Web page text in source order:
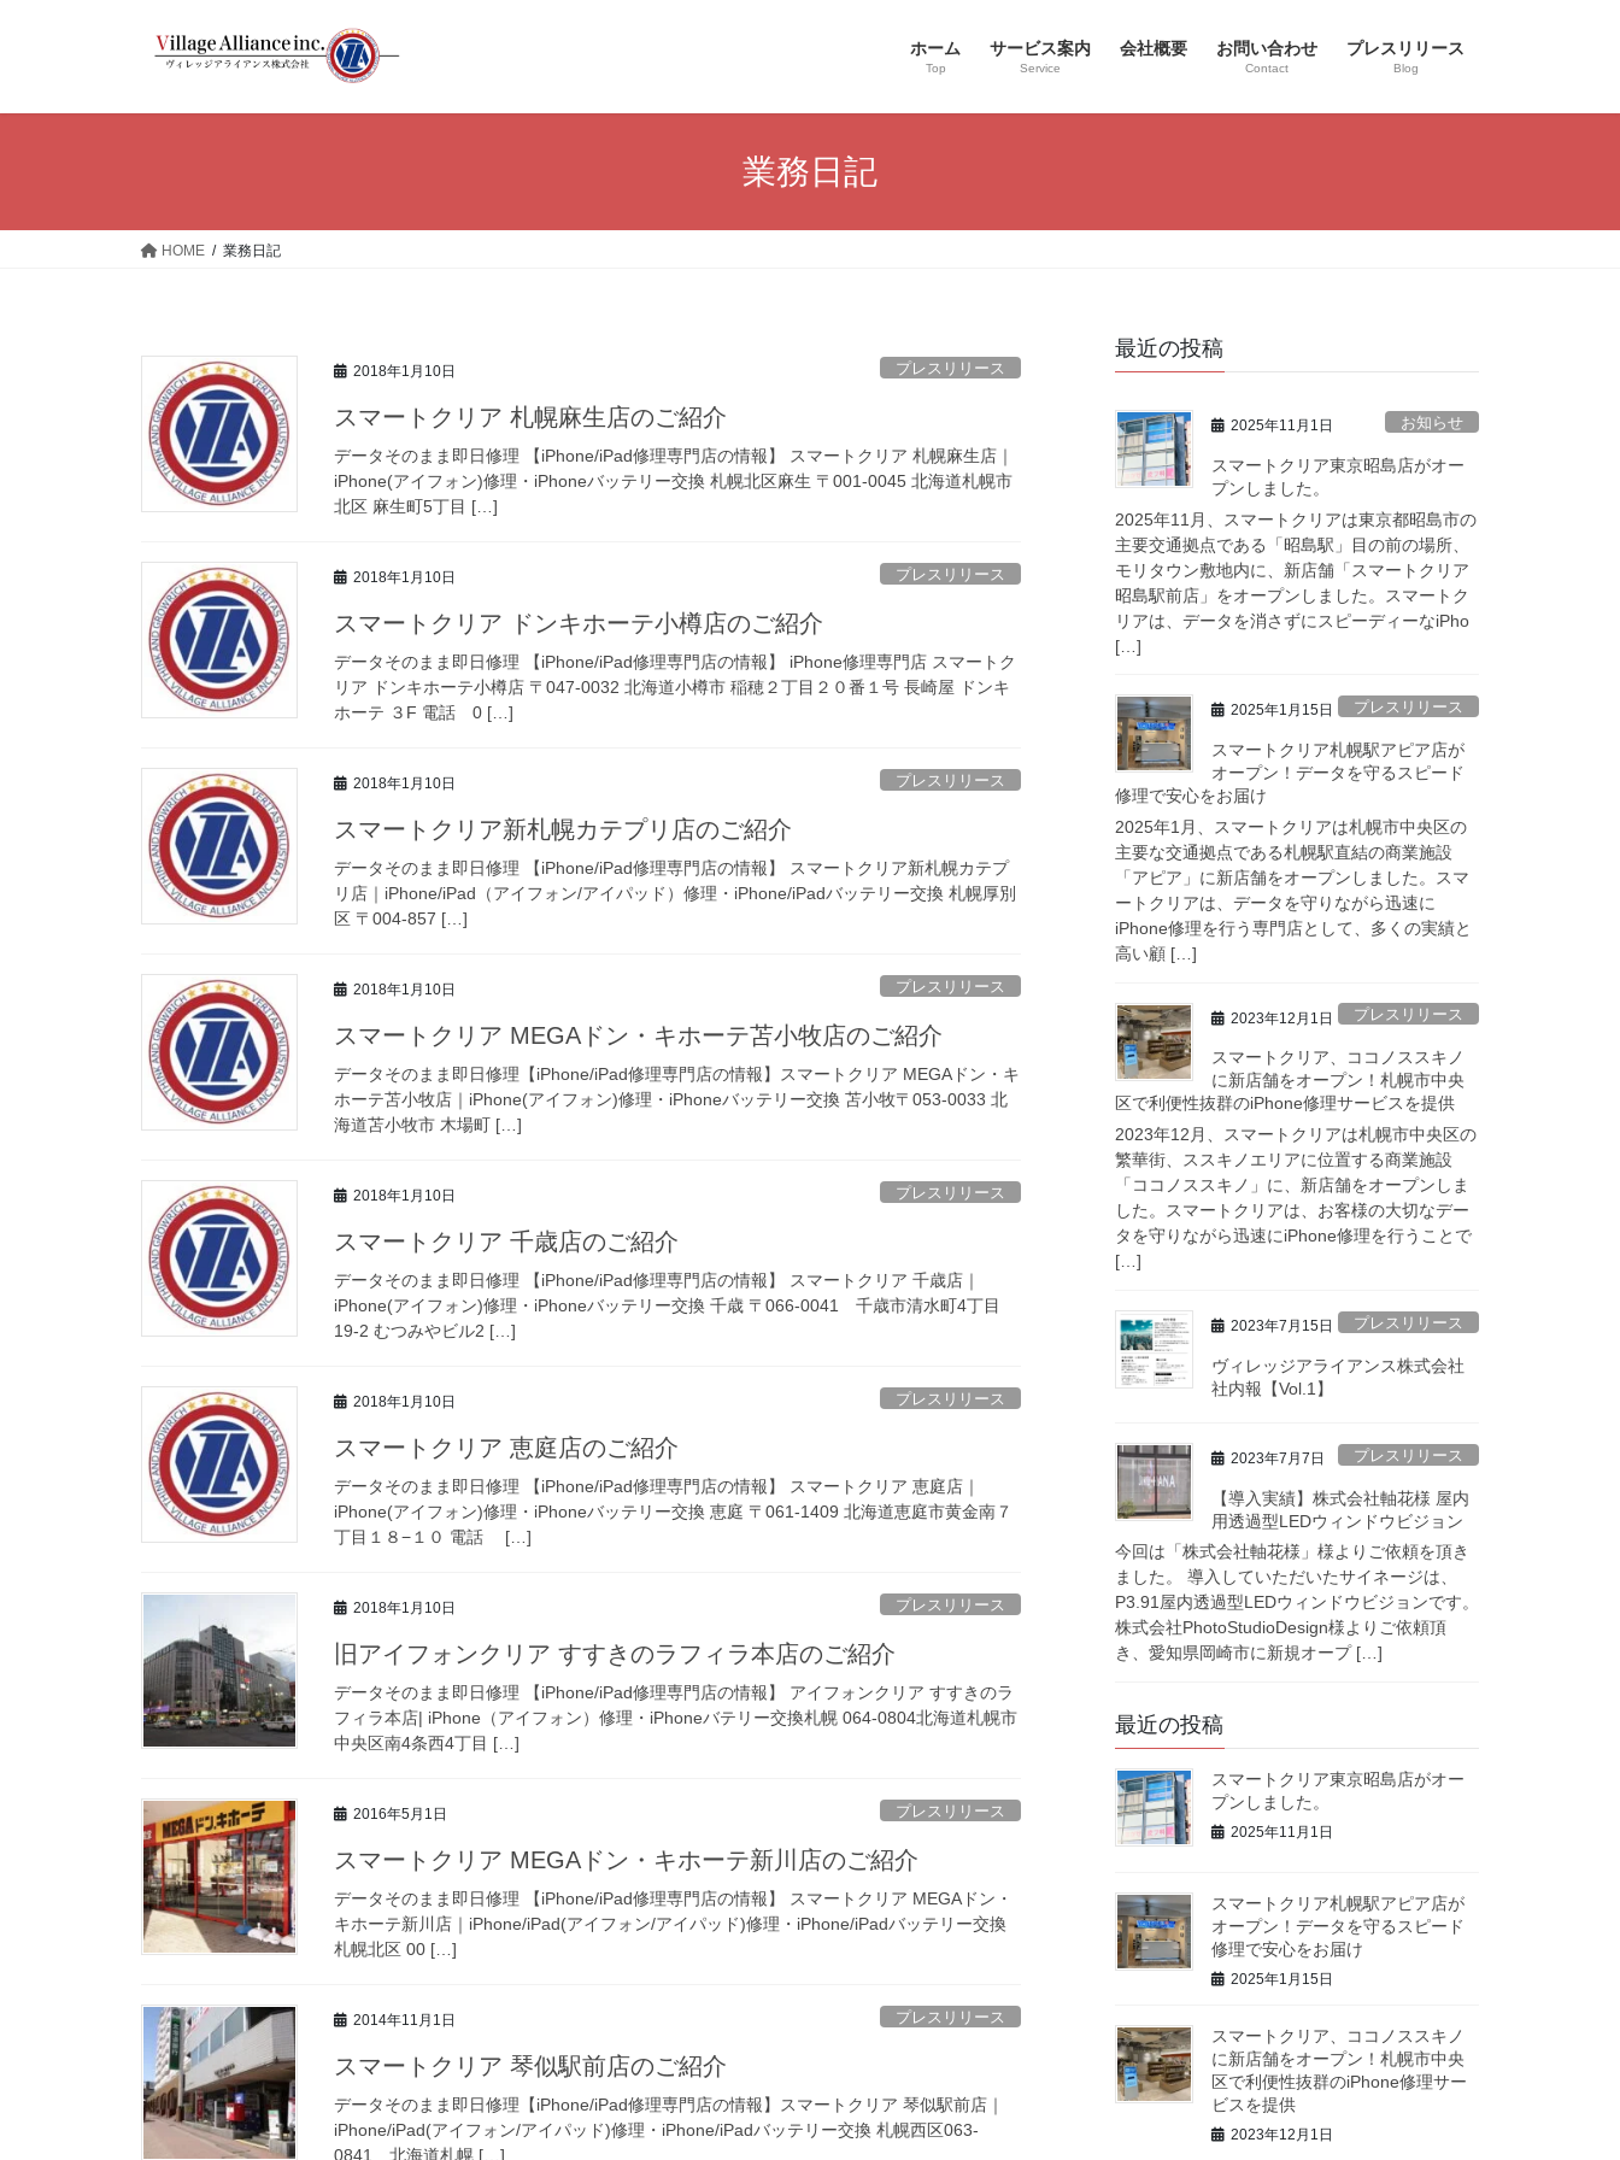
ホーム
Top
サービス案内
Service
会社概要 お問い合わせ
Contact
プレスリリース
Blog
業務日記
HOME 業務日記
2018年1月10日 プレスリリース
スマートクリア 札幌麻生店のご紹介
データそのまま即日修理 【iPhone/iPad修理専門店の情報】 スマートクリア 札幌麻生店｜
iPhone(アイフォン)修理・iPhoneバッテリー交換 札幌北区麻生 〒001-0045 北海道札幌市
北区 麻生町5丁目 […]
2018年1月10日 プレスリリース
スマートクリア ドンキホーテ小樽店のご紹介
データそのまま即日修理 【iPhone/iPad修理専門店の情報】 iPhone修理専門店 スマートク
リア ドンキホーテ小樽店 〒047-0032 北海道小樽市 稲穂２丁目２０番１号 長崎屋 ドンキ
ホーテ ３F 電話 0 […]
2018年1月10日 プレスリリース
スマートクリア新札幌カテプリ店のご紹介
データそのまま即日修理 【iPhone/iPad修理専門店の情報】 スマートクリア新札幌カテプ
リ店｜iPhone/iPad（アイフォン/アイパッド）修理・iPhone/iPadバッテリー交換 札幌厚別
区 〒004-857 […]
2018年1月10日 プレスリリース
スマートクリア MEGAドン・キホーテ苫小牧店のご紹介
データそのまま即日修理【iPhone/iPad修理専門店の情報】スマートクリア MEGAドン・キ
ホーテ苫小牧店｜iPhone(アイフォン)修理・iPhoneバッテリー交換 苫小牧〒053-0033 北
海道苫小牧市 木場町 […]
2018年1月10日 プレスリリース
スマートクリア 千歳店のご紹介
データそのまま即日修理 【iPhone/iPad修理専門店の情報】 スマートクリア 千歳店｜
iPhone(アイフォン)修理・iPhoneバッテリー交換 千歳 〒066-0041 千歳市清水町4丁目
19-2 むつみやビル2 […]
2018年1月10日 プレスリリース
スマートクリア 恵庭店のご紹介
データそのまま即日修理 【iPhone/iPad修理専門店の情報】 スマートクリア 恵庭店｜
iPhone(アイフォン)修理・iPhoneバッテリー交換 恵庭 〒061-1409 北海道恵庭市黄金南７
丁目１８−１０ 電話 […]
2018年1月10日 プレスリリース
旧アイフォンクリア すすきのラフィラ本店のご紹介
データそのまま即日修理 【iPhone/iPad修理専門店の情報】 アイフォンクリア すすきのラ
フィラ本店| iPhone（アイフォン）修理・iPhoneバテリー交換札幌 064-0804北海道札幌市
中央区南4条西4丁目 […]
2016年5月1日 プレスリリース
スマートクリア MEGAドン・キホーテ新川店のご紹介
データそのまま即日修理 【iPhone/iPad修理専門店の情報】 スマートクリア MEGAドン・
キホーテ新川店｜iPhone/iPad(アイフォン/アイパッド)修理・iPhone/iPadバッテリー交換
札幌北区 00 […]
2014年11月1日 プレスリリース
スマートクリア 琴似駅前店のご紹介
データそのまま即日修理【iPhone/iPad修理専門店の情報】スマートクリア 琴似駅前店｜
iPhone/iPad(アイフォン/アイパッド)修理・iPhone/iPadバッテリー交換 札幌西区063-
0841 北海道札幌 […]
最近の投稿
2025年11月1日 お知らせ
スマートクリア東京昭島店がオー
プンしました。
2025年11月、スマートクリアは東京都昭島市の
主要交通拠点である「昭島駅」目の前の場所、
モリタウン敷地内に、新店舗「スマートクリア
昭島駅前店」をオープンしました。スマートク
リアは、データを消さずにスピーディーなiPho
[…]
2025年1月15日 プレスリリース
スマートクリア札幌駅アピア店が
オープン！データを守るスピード
修理で安心をお届け
2025年1月、スマートクリアは札幌市中央区の
主要な交通拠点である札幌駅直結の商業施設
「アピア」に新店舗をオープンしました。スマ
ートクリアは、データを守りながら迅速に
iPhone修理を行う専門店として、多くの実績と
高い顧 […]
2023年12月1日 プレスリリース
スマートクリア、ココノススキノ
に新店舗をオープン！札幌市中央
区で利便性抜群のiPhone修理サービスを提供
2023年12月、スマートクリアは札幌市中央区の
繁華街、ススキノエリアに位置する商業施設
「ココノススキノ」に、新店舗をオープンしま
した。スマートクリアは、お客様の大切なデー
タを守りながら迅速にiPhone修理を行うことで
[…]
2023年7月15日 プレスリリース
ヴィレッジアライアンス株式会社
社内報【Vol.1】
2023年7月7日 プレスリリース
【導入実績】株式会社軸花様 屋内
用透過型LEDウィンドウビジョン
今回は「株式会社軸花様」様よりご依頼を頂き
ました。 導入していただいたサイネージは、
P3.91屋内透過型LEDウィンドウビジョンです。
株式会社PhotoStudioDesign様よりご依頼頂
き、愛知県岡崎市に新規オープ […]
最近の投稿
スマートクリア東京昭島店がオー
プンしました。
2025年11月1日
スマートクリア札幌駅アピア店が
オープン！データを守るスピード
修理で安心をお届け
2025年1月15日
スマートクリア、ココノススキノ
に新店舗をオープン！札幌市中央
区で利便性抜群のiPhone修理サー
ビスを提供
2023年12月1日